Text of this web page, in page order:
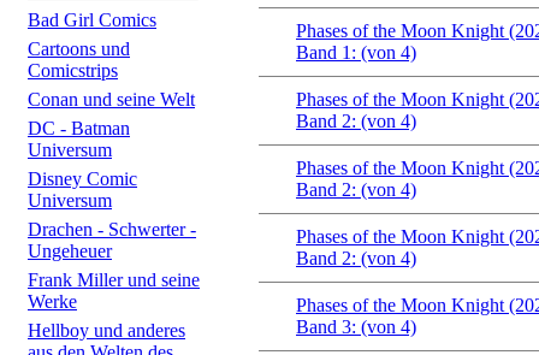
Bad Girl Comics
Cartoons und
Comicstrips
Conan und seine Welt
DC - Batman
Universum
Disney Comic
Universum
Drachen - Schwerter -
Ungeheuer
Frank Miller und seine
Werke
Hellboy und anderes
Phases of the Moon Knight
Band 1: (von 4)
Phases of the Moon Knight
Band 2: (von 4)
Phases of the Moon Knight
Band 2: (von 4)
Phases of the Moon Knight
Band 2: (von 4)
Phases of the Moon Knight
Band 3: (von 4)